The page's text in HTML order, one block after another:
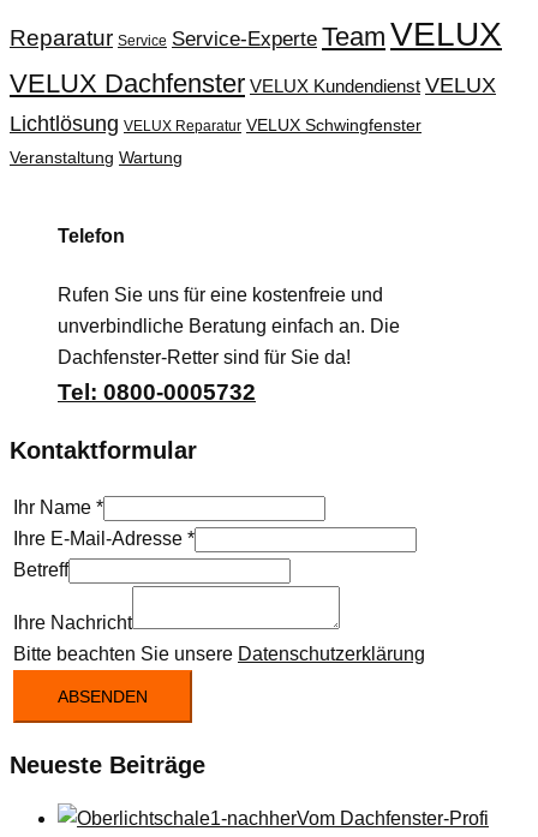
Reparatur Service Service-Experte Team VELUX
VELUX Dachfenster VELUX Kundendienst VELUX
Lichtlösung VELUX Reparatur VELUX Schwingfenster
Veranstaltung Wartung
Telefon
Rufen Sie uns für eine kostenfreie und
unverbindliche Beratung einfach an. Die
Dachfenster-Retter sind für Sie da!
Tel: 0800-0005732
Kontaktformular
Ihr Name *
Ihre E-Mail-Adresse *
Betreff
Ihre Nachricht
Bitte beachten Sie unsere Datenschutzerklärung
ABSENDEN
Neueste Beiträge
Vom Dachfenster-Profi